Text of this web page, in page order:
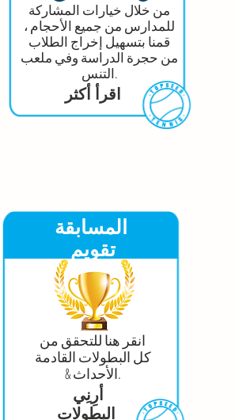
من خلال خيارات المشاركة
للمدارس من جميع الأحجام ،
قمنا بتسهيل إخراج الطلاب
من حجرة الدراسة وفي ملعب
التنس.
اقرأ أكثر
المسابقة
تقويم
انقر هنا للتحقق من
كل البطولات القادمة
& الأحداث.
أرِنِي
البطولات